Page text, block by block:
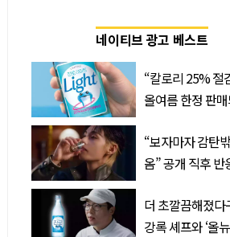
네이티브 광고 베스트
“칼로리 25% 절
올여름 한정 판매
“보자마자 감탄
옴” 공개 직후 반
더 초깔끔해졌다
강록 셰프와 ‘올